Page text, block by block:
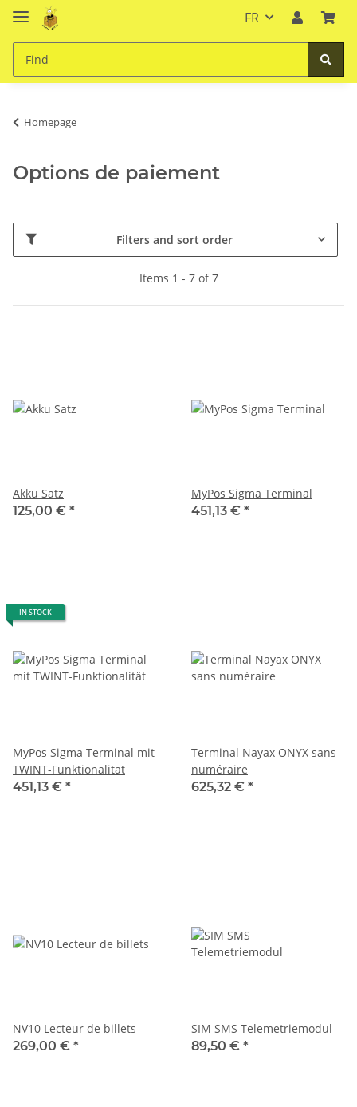
FR
Homepage
Options de paiement
Filters and sort order
Items 1 - 7 of 7
Akku Satz
125,00 € *
MyPos Sigma Terminal
451,13 € *
IN STOCK
MyPos Sigma Terminal mit
TWINT-Funktionalität
451,13 € *
Terminal Nayax ONYX sans
numéraire
625,32 € *
NV10 Lecteur de billets
269,00 € *
SIM SMS Telemetriemodul
89,50 € *